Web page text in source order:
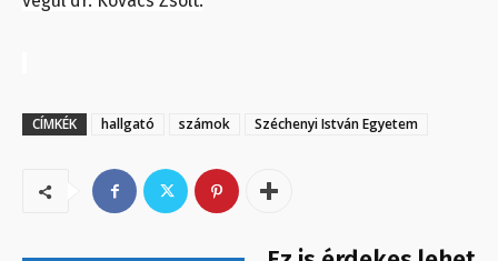
CÍMKÉK hallgató számok Széchenyi István Egyetem